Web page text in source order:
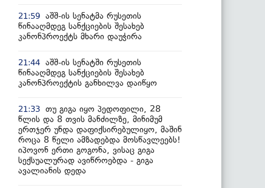
21:59 აშშ-ის სენატმა რუსეთის
წინააღმდეგ სანქციების შესახებ
კანონპროექტს მხარი დაუჭირა
21:44 აშშ-ის სენატში რუსეთის
წინააღმდეგ სანქციების შესახებ
კანონპროექტის განხილვა დაიწყო
21:33 თუ გიგა იყო პედოფილი, 28
წლის და 8 თვის მანძილზე, მინიმუმ
ერთჯერ უნდა დაფიქსირებულიყო, მაშინ
როცა 8 წელი ამზადებდა მოსწავლეებს!
იპოვონ ერთი გოგონა, ვისაც გიგა
სექსუალურად ავიწროებდა - გიგა
ავალიანის დედა